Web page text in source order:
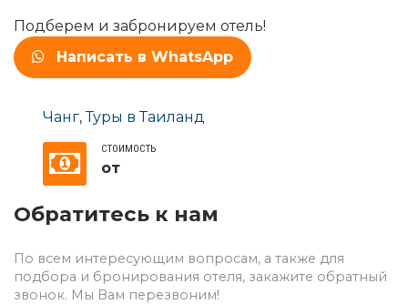
Подберем и забронируем отель!
Написать в WhatsApp
Чанг,Туры в Таиланд
СТОИМОСТЬ
от
Обратитесь к нам
По всем интересующим вопросам, а также для
подбора и бронирования отеля, закажите обратный
звонок. Мы Вам перезвоним!